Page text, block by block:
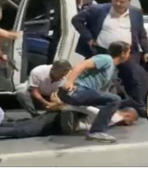
Ankara'da 'Ayhan Bora
örgütüne yönelik
haklarında dava açılan
sanığın yargılanmasına
başlanacak.